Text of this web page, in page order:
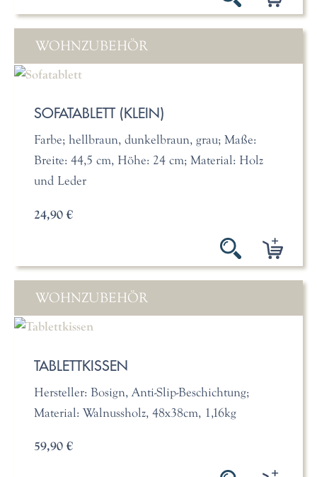
WOHNZUBEHÖR
SOFATABLETT (KLEIN)
Farbe; hellbraun, dunkelbraun, grau; Maße:
Breite: 44,5 cm, Höhe: 24 cm; Material: Holz
und Leder
24,90 €
WOHNZUBEHÖR
TABLETTKISSEN
Hersteller: Bosign, Anti-Slip-Beschichtung;
Material: Walnussholz, 48x38cm, 1,16kg
59,90 €